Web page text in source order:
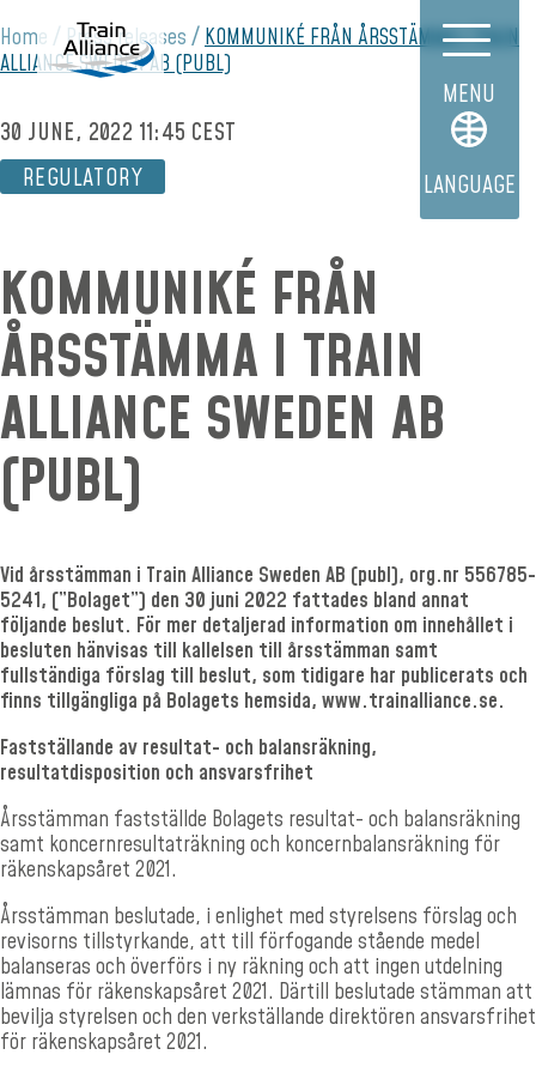
MENU
LANGUAGE
Home Press releases
KOMMUNIKÉ FRÅN ÅRSSTÄMMA I TRAIN
ALLIANCE SWEDEN AB (PUBL)
30 JUNE, 2022 11:45 CEST
REGULATORY
KOMMUNIKÉ FRÅN
ÅRSSTÄMMA I TRAIN
ALLIANCE SWEDEN AB
(PUBL)
Vid årsstämman i Train Alliance Sweden AB (publ), org.nr 556785-
5241, (”Bolaget”) den 30 juni 2022 fattades bland annat
följande beslut. För mer detaljerad information om innehållet i
besluten hänvisas till kallelsen till årsstämman samt
fullständiga förslag till beslut, som tidigare har publicerats och
finns tillgängliga på Bolagets hemsida, www.trainalliance.se.
Fastställande av resultat- och balansräkning,
resultatdisposition och ansvarsfrihet
Årsstämman fastställde Bolagets resultat- och balansräkning
samt koncernresultaträkning och koncernbalansräkning för
räkenskapsåret 2021.
Årsstämman beslutade, i enlighet med styrelsens förslag och
revisorns tillstyrkande, att till förfogande stående medel
balanseras och överförs i ny räkning och att ingen utdelning
lämnas för räkenskapsåret 2021. Därtill beslutade stämman att
bevilja styrelsen och den verkställande direktören ansvarsfrihet
för räkenskapsåret 2021.